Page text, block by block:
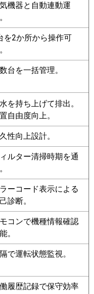
機器と自動連動運
を2か所から操作可
台を一括管理。
を持ち上げて排出。
自由度向上。
性向上設計。
ルター清掃時期を通
ーコード表示による
診断。
コンで機種情報確認
。
で運転状態監視。
履歴記録で保守効率